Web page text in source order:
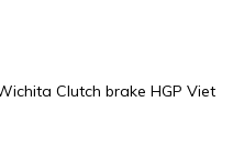
Clutch brake HGP Viet